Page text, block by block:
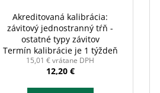
Akreditovaná kalibrácia:
závitový jednostranný tŕň -
ostatné typy závitov
Termín kalibrácie je 1 týždeň
15,01 € vrátane DPH
12,20 €